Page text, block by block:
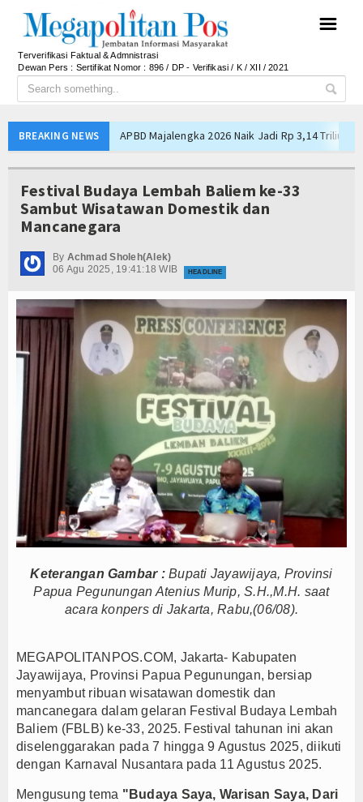
☰
Terverifikasi Faktual & Admnistrasi
Dewan Pers : Sertifikat Nomor : 896 / DP - Verifikasi / K / XII / 2021
BREAKING NEWS
APBD Majalengka 2026 Naik Jadi Rp 3,14 Triliun,
Ateng Sutisna Satukan Ribuan Bobotoh, Nobar
Munjirin Panen Padi Ciherang di Cakung, Urban
Interupsi PDIP Warnai Paripurna APBD
Bupati Majalengka Beberkan Hasil Paripurna
APBD Majalengka 2026 Naik Jadi Rp 3,14 Triliun,
Persib Gagal Juara, Ateng Sutisna Ajak
Bupati Majalengka Ajak Ribuan Bobotoh
Ateng Sutisna Satukan Ribuan Bobotoh, Nobar
SIAL Food & Drinks Indonesia 2026 Perkuat
Kapolres Majalengka Ajak Bobotoh Junjung
Munjirin Panen Padi Ciherang di Cakung, Urban
PTPN I Ubah Aset Jadi Mesin Pertumbuhan,
Interupsi PDIP Warnai Paripurna APBD
Bupati Majalengka Beberkan Hasil Paripurna
APBD Majalengka 2026 Naik Jadi Rp 3,14 Triliun,
Persib Gagal Juara, Ateng Sutisna Ajak
Ateng Sutisna Satukan Ribuan Bobotoh, Nobar
SIAL Food & Drinks Indonesia 2026 Perkuat
Kapolres Majalengka Ajak Bobotoh Junjung
Munjirin Panen Padi Ciherang di Cakung, Urban
PTPN I Ubah Aset Jadi Mesin Pertumbuhan,
Interupsi PDIP Warnai Paripurna APBD
Bupati Majalengka Beberkan Hasil Paripurna
Festival Budaya Lembah Baliem ke-33
Sambut Wisatawan Domestik dan
Mancanegara
By Achmad Sholeh(Alek)
06 Agu 2025, 19:41:18 WIB
HEADLINE
Keterangan Gambar :Bupati Jayawijaya, Provinsi
Papua Pegunungan Atenius Murip, S.H.,M.H. saat
acara konpers di Jakarta, Rabu,(06/08).
MEGAPOLITANPOS.COM, Jakarta- Kabupaten
Jayawijaya, Provinsi Papua Pegunungan, bersiap
menyambut ribuan wisatawan domestik dan
mancanegara dalam gelaran Festival Budaya Lembah
Baliem (FBLB) ke-33, 2025. Festival tahunan ini akan
diselenggarakan pada 7 hingga 9 Agustus 2025, diikuti
dengan Karnaval Nusantara pada 11 Agustus 2025.
Mengusung tema "Budaya Saya, Warisan Saya, Dari